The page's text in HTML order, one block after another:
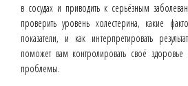
в сосудах и приводить к серьёзным
проверить уровень холестерина, какие
показатели, и как интерпретировать
поможет вам контролировать своё здоровье
проблемы.